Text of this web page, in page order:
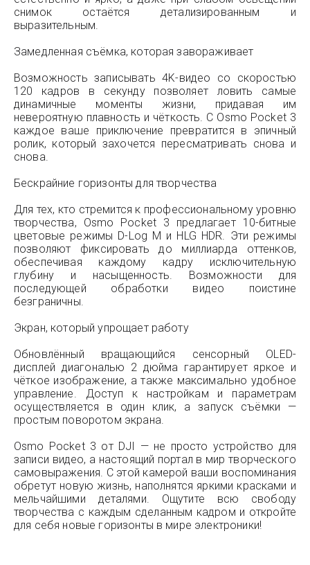
снимок остаётся детализированным и
выразительным.
Замедленная съёмка, которая завораживает
Возможность записывать 4K-видео со скоростью
120 кадров в секунду позволяет ловить самые
динамичные моменты жизни, придавая им
невероятную плавность и чёткость. С Osmo Pocket 3
каждое ваше приключение превратится в эпичный
ролик, который захочется пересматривать снова и
снова.
Бескрайние горизонты для творчества
Для тех, кто стремится к профессиональному уровню
творчества, Osmo Pocket 3 предлагает 10-битные
цветовые режимы D-Log M и HLG HDR. Эти режимы
позволяют фиксировать до миллиарда оттенков,
обеспечивая каждому кадру исключительную
глубину и насыщенность. Возможности для
последующей обработки видео поистине
безграничны.
Экран, который упрощает работу
Обновлённый вращающийся сенсорный OLED-
дисплей диагональю 2 дюйма гарантирует яркое и
чёткое изображение, а также максимально удобное
управление. Доступ к настройкам и параметрам
осуществляется в один клик, а запуск съёмки —
простым поворотом экрана.
Osmo Pocket 3 от DJI — не просто устройство для
записи видео, а настоящий портал в мир творческого
самовыражения. С этой камерой ваши воспоминания
обретут новую жизнь, наполнятся яркими красками и
мельчайшими деталями. Ощутите всю свободу
творчества с каждым сделанным кадром и откройте
для себя новые горизонты в мире электроники!